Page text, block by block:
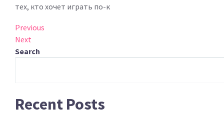
тех, кто хочет играть по-к
Post
navigation
Previous
Post
Previous
Next
Post
Next
Search
Recent Posts